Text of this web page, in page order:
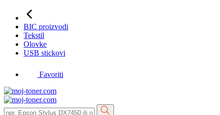
BIC proizvodi
Tekstil
Olovke
USB stickovi
Favoriti